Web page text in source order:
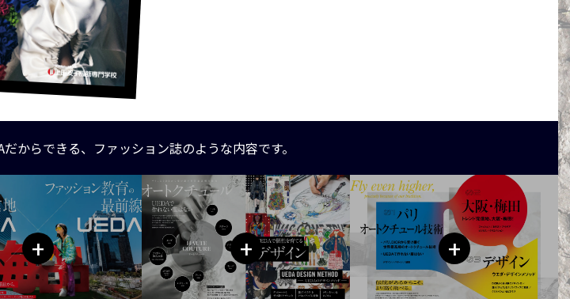
だからできる、ファッション誌のような内容です。
+ + +